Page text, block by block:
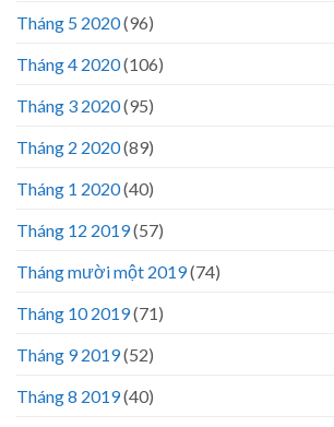
Tháng 5 2020(96)
Tháng 4 2020(106)
Tháng 3 2020(95)
Tháng 2 2020(89)
Tháng 1 2020(40)
Tháng 12 2019(57)
Tháng mười một 2019(74)
Tháng 10 2019(71)
Tháng 9 2019(52)
Tháng 8 2019(40)